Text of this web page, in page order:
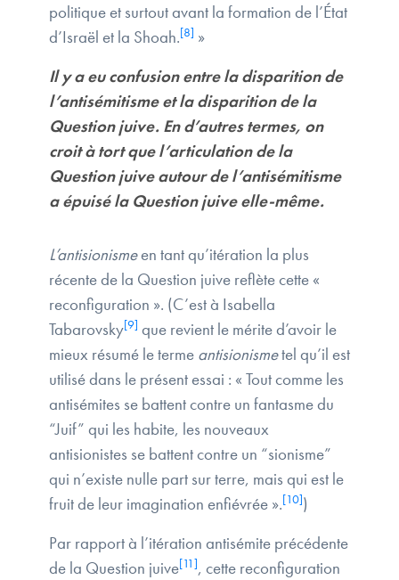
politique et surtout avant la formation de l’État
d’Israël et la Shoah.[8] »
Il y a eu confusion entre la disparition de
l’antisémitisme et la disparition de la
Question juive. En d’autres termes, on
croit à tort que l’articulation de la
Question juive autour de l’antisémitisme
a épuisé la Question juive elle-même.
L’antisionismeen tant qu’itération la plus
récente de la Question juive reflète cette «
reconfiguration ». (C’est à Isabella
Tabarovsky[9] que revient le mérite d’avoir le
mieux résumé le terme antisionismetel qu’il est
utilisé dans le présent essai : « Tout comme les
antisémites se battent contre un fantasme du
“Juif” qui les habite, les nouveaux
antisionistes se battent contre un “sionisme”
qui n’existe nulle part sur terre, mais qui est le
fruit de leur imagination enfiévrée ».[10])
Par rapport à l’itération antisémite précédente
de la Question juive[11], cette reconfiguration